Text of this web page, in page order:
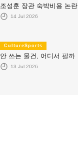
조성훈 장관 숙박비용 논란
14 Jul 2026
CultureSports
안 쓰는 물건, 어디서 팔까
13 Jul 2026